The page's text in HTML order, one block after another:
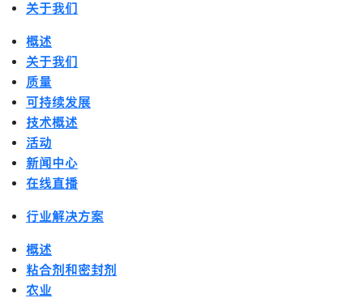
关于我们
概述
关于我们
质量
可持续发展
技术概述
活动
新闻中心
在线直播
行业解决方案
概述
粘合剂和密封剂
农业